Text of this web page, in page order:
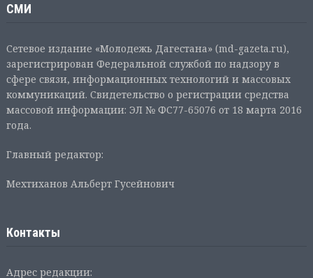
СМИ
Сетевое издание «Молодежь Дагестана» (md-gazeta.ru),
зарегистрирован Федеральной службой по надзору в
сфере связи, информационных технологий и массовых
коммуникаций. Свидетельство о регистрации средства
массовой информации: ЭЛ № ФС77-65076 от 18 марта 2016
года.
Главный редактор:
Мехтиханов Альберт Гусейнович
Контакты
Адрес редакции: